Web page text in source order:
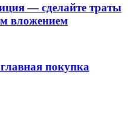
— сделайте траты
вложением
покупка